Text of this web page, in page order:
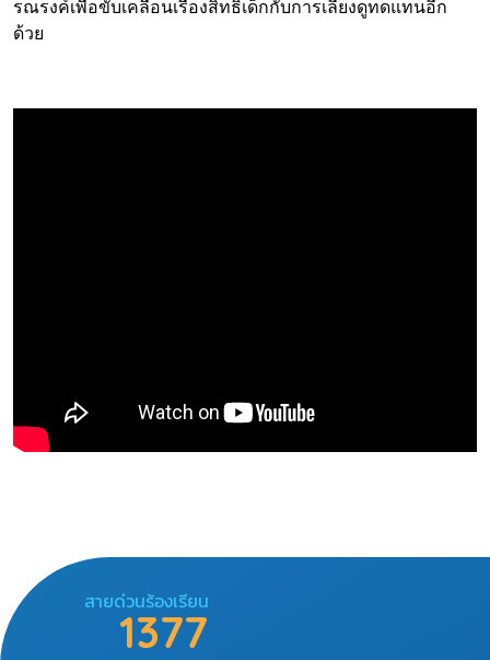
รณรงค์เพื่อขับเคลื่อนเรื่องสิทธิเด็กกับการเลี้ยงดูทดแทนอีก
ด้วย
สายด่วนร้องเรียน
1377